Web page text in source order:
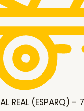
REAL (ESPARQ)